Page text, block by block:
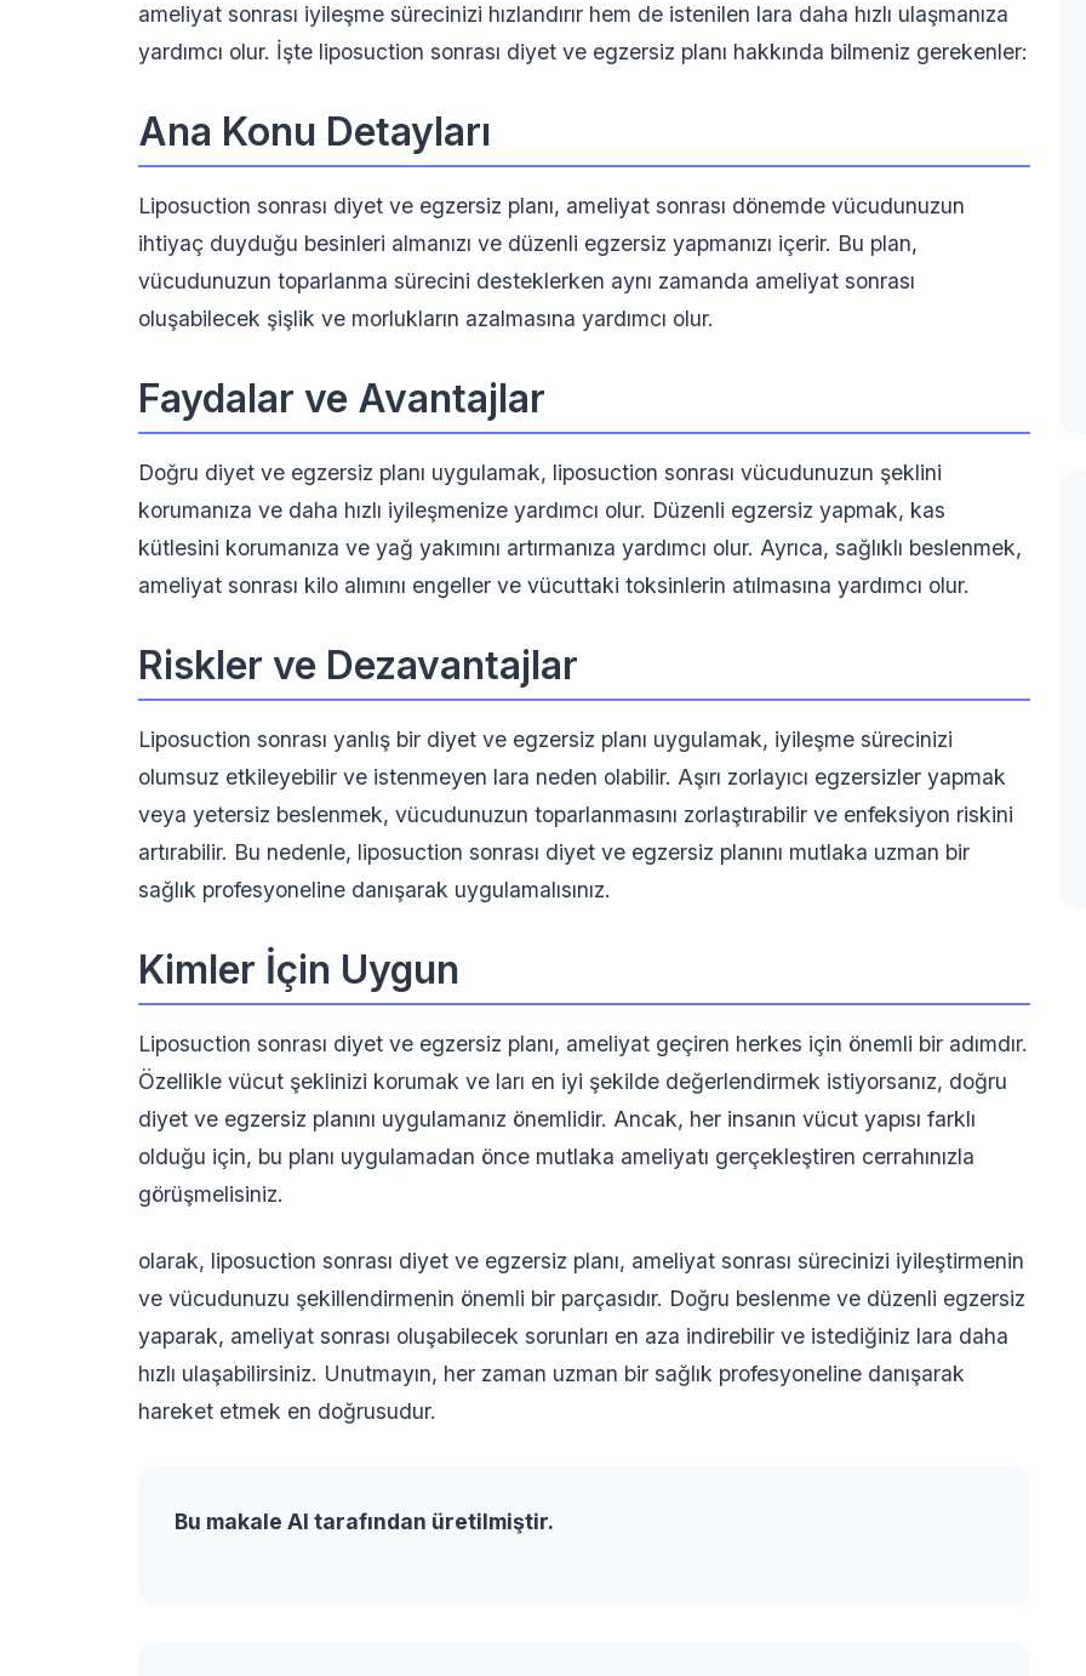
ameliyat sonrası iyileşme sürecinizi hızlandırır hem de istenilen lara daha hızlı ulaşmanıza
yardımcı olur. İşte liposuction sonrası diyet ve egzersiz planı hakkında bilmeniz gerekenler:
Ana Konu Detayları
Liposuction sonrası diyet ve egzersiz planı, ameliyat sonrası dönemde vücudunuzun
ihtiyaç duyduğu besinleri almanızı ve düzenli egzersiz yapmanızı içerir. Bu plan,
vücudunuzun toparlanma sürecini desteklerken aynı zamanda ameliyat sonrası
oluşabilecek şişlik ve morlukların azalmasına yardımcı olur.
Faydalar ve Avantajlar
Doğru diyet ve egzersiz planı uygulamak, liposuction sonrası vücudunuzun şeklini
korumanıza ve daha hızlı iyileşmenize yardımcı olur. Düzenli egzersiz yapmak, kas
kütlesini korumanıza ve yağ yakımını artırmanıza yardımcı olur. Ayrıca, sağlıklı beslenmek,
ameliyat sonrası kilo alımını engeller ve vücuttaki toksinlerin atılmasına yardımcı olur.
Riskler ve Dezavantajlar
Liposuction sonrası yanlış bir diyet ve egzersiz planı uygulamak, iyileşme sürecinizi
olumsuz etkileyebilir ve istenmeyen lara neden olabilir. Aşırı zorlayıcı egzersizler yapmak
veya yetersiz beslenmek, vücudunuzun toparlanmasını zorlaştırabilir ve enfeksiyon riskini
artırabilir. Bu nedenle, liposuction sonrası diyet ve egzersiz planını mutlaka uzman bir
sağlık profesyoneline danışarak uygulamalısınız.
Kimler İçin Uygun
Liposuction sonrası diyet ve egzersiz planı, ameliyat geçiren herkes için önemli bir adımdır.
Özellikle vücut şeklinizi korumak ve ları en iyi şekilde değerlendirmek istiyorsanız, doğru
diyet ve egzersiz planını uygulamanız önemlidir. Ancak, her insanın vücut yapısı farklı
olduğu için, bu planı uygulamadan önce mutlaka ameliyatı gerçekleştiren cerrahınızla
görüşmelisiniz.
olarak, liposuction sonrası diyet ve egzersiz planı, ameliyat sonrası sürecinizi iyileştirmenin
ve vücudunuzu şekillendirmenin önemli bir parçasıdır. Doğru beslenme ve düzenli egzersiz
yaparak, ameliyat sonrası oluşabilecek sorunları en aza indirebilir ve istediğiniz lara daha
hızlı ulaşabilirsiniz. Unutmayın, her zaman uzman bir sağlık profesyoneline danışarak
hareket etmek en doğrusudur.
Bu makale AI tarafından üretilmiştir.